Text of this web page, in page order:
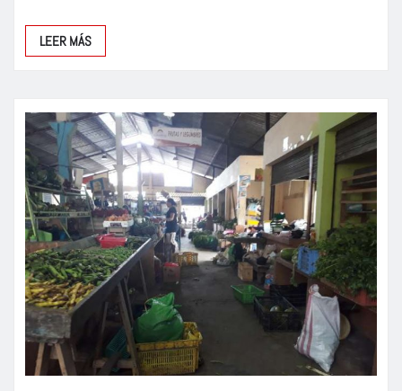
LEER MÁS